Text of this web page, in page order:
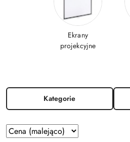
Ekrany
projekcyjne
Kategorie
Zastosowano
Sortuj